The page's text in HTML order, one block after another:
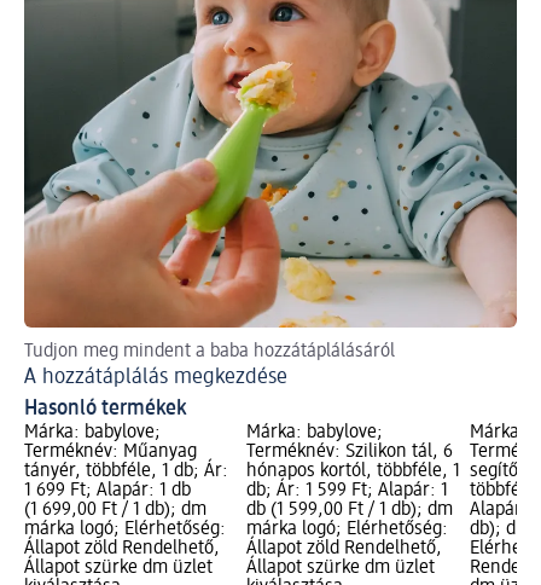
Tudjon meg mindent a baba hozzátáplálásáról
A hozzátáplálás megkezdése
Hasonló termékek
Márka: babylove;
Terméknév: Műanyag
tányér, többféle, 1 db; Ár:
1 699 Ft; Alapár: 1 db
(1 699,00 Ft / 1 db); dm
márka logó; Elérhetőség:
Állapot zöld Rendelhető,
Állapot szürke dm üzlet
Márka: babylove;
Terméknév: Szilikon tál, 6
hónapos kortól, többféle, 1
db; Ár: 1 599 Ft; Alapár: 1
db (1 599,00 Ft / 1 db); dm
márka logó; Elérhetőség:
Állapot zöld Rendelhető,
Állapot szürke dm üzlet
Márka:
segítő
Alapár:
db); dm